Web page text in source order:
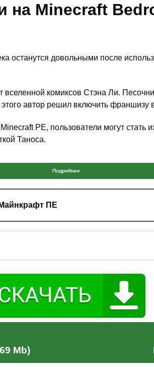
Minecraft
останутся довольными после
комиксов Стэна Ли.
автор решил включить франшизу
PE, пользователи могут стать
Таноса.
взял за основу фильм про
с доспехами в придачу идет
босс в виде фиолетового титана.
Подробнее
ПЕ
Mb)